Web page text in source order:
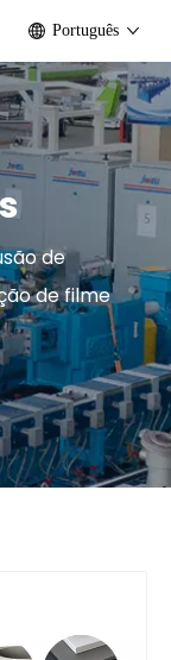
Português
de
de filme